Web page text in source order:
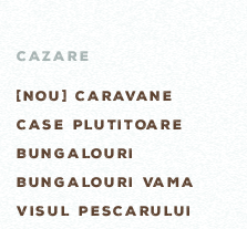
CAZARE
[NOU] CARAVANE
CASE PLUTITOARE
BUNGALOURI
BUNGALOURI VAMA
VISUL PESCARULUI